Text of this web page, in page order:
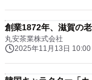
創業1872年、滋賀の
丸安茶業株式会社
2025年11月13日 10:00